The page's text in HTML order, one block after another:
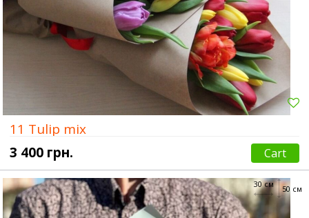
11 Tulip mix
3 400 грн.
Cart
50 см
30 см